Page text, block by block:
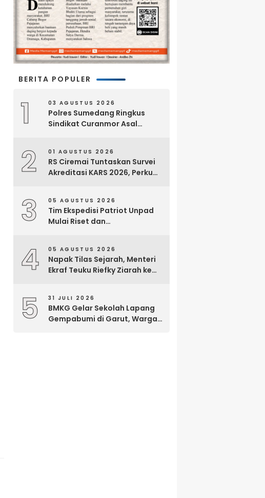
BERITA POPULER
1 03 AGUSTUS 2026
Polres Sumedang Ringkus
Sindikat Curanmor Asal
2 01 AGUSTUS 2026
RS Ciremai Tuntaskan Survei
Akreditasi KARS 2026, Perkuat
3 05 AGUSTUS 2026
Tim Ekspedisi Patriot Unpad
Mulai Riset dan
Tomage, Fakfak
4 05 AGUSTUS 2026
Napak Tilas Sejarah, Menteri
Ekraf Teuku Riefky Ziarah ke
5 31 JULI 2026
BMKG Gelar Sekolah Lapang
Gempabumi di Garut, Warga